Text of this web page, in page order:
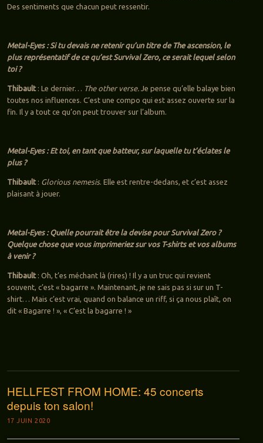
Des sentiments que chacun peut ressentir.
Metal-Eyes : Si tu devais ne retenir qu’un titre de The ascension, le
plus représentatif de ce qu’est Survival Zero, ce serait lequel selon
toi ?
Thibault: Le dernier… The other verse.Je pense qu’elle balaye bien
toutes nos influences. C’est une compo qui est assez ouverte sur la
fin. Il y a tout ce qu’on peut trouver sur l’album.
Metal-Eyes : Et toi, en tant que batteur, sur laquelle tu t’éclates le
plus ?
Thibault: Glorious nemesis. Elle est rentre-dedans, et c’est assez
plaisant à jouer.
Metal-Eyes : Quelle pourrait être la devise pour Survival Zero ?
Quelque chose que vous imprimeriez sur vos T-shirts et vos albums
à venir ?
Thibault: Oh, t’es méchant là (rires) ! Il y a un truc qui revient
souvent, c’est « bagarre ». Maintenant, je ne sais pas si sur un T-
shirt… Mais c’est vrai, quand on balance un riff, si ça nous plaît, on
dit « Bagarre ! », « C’est la bagarre ! »
HELLFEST FROM HOME: 45 concerts
depuis ton salon!
17 JUIN 2020